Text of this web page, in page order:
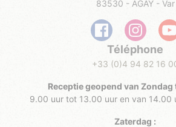
83530 - AGAY - Var
Téléphone
+33 (0)4 94 82 16
Receptie geopend vanZondag
9.00 uur tot 13.00 uur en van 14.00
Zaterdag :